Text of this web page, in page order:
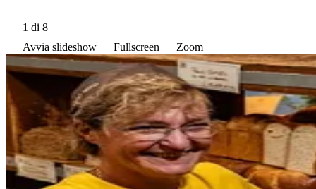
1 di 8
Avvia slideshow
Fullscreen Zoom